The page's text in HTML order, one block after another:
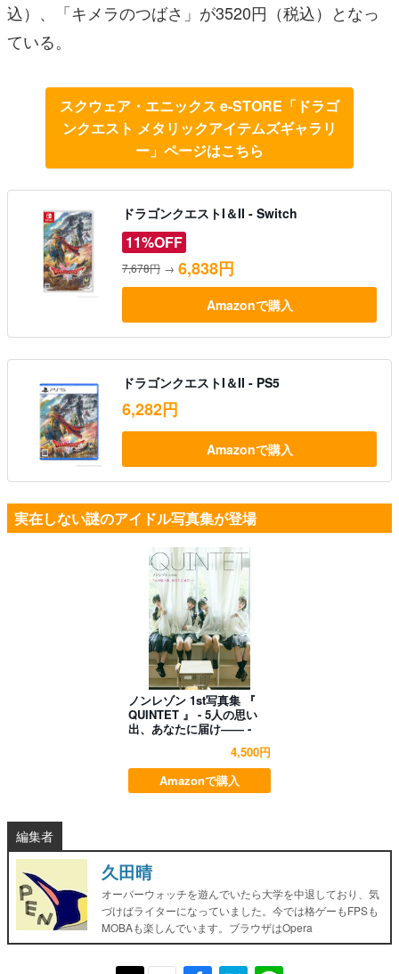
込）、「キメラのつばさ」が3520円（税込）となっ
ている。
スクウェア・エニックス e-STORE「ドラゴ
ンクエスト メタリックアイテムズギャラリ
ー」ページはこちら
ドラゴンクエストI＆II - Switch
11%OFF
7,678円 → 6,838円
Amazonで購入
ドラゴンクエストI＆II - PS5
6,282円
Amazonで購入
実在しない謎のアイドル写真集が登場
ノンレゾン 1st写真集 『
QUINTET 』 - 5人の思い
出、あなたに届け―― -
4,500円
Amazonで購入
編集者
久田晴
オーバーウォッチを遊んでいたら大学を中退しており、気
づけばライターになっていました。今では格ゲーもFPSも
MOBAも楽しんでいます。ブラウザはOpera